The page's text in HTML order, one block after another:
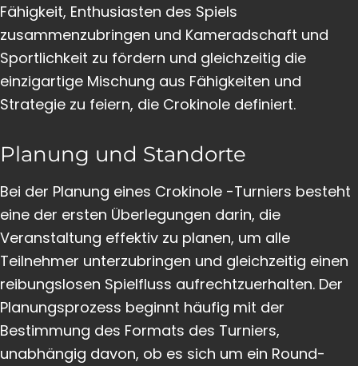
Fähigkeit, Enthusiasten des Spiels
zusammenzubringen und Kameradschaft und
Sportlichkeit zu fördern und gleichzeitig die
einzigartige Mischung aus Fähigkeiten und
Strategie zu feiern, die Crokinole definiert.
Planung und Standorte
Bei der Planung eines Crokinole -Turniers besteht
eine der ersten Überlegungen darin, die
Veranstaltung effektiv zu planen, um alle
Teilnehmer unterzubringen und gleichzeitig einen
reibungslosen Spielfluss aufrechtzuerhalten. Der
Planungsprozess beginnt häufig mit der
Bestimmung des Formats des Turniers,
unabhängig davon, ob es sich um ein Round-